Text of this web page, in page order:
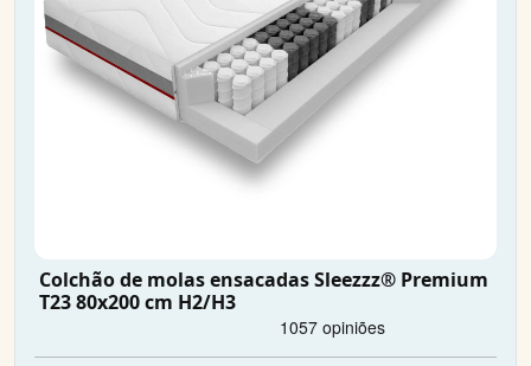
Colchão de molas ensacadas Sleezzz® Premium
T23 80x200 cm H2/H3